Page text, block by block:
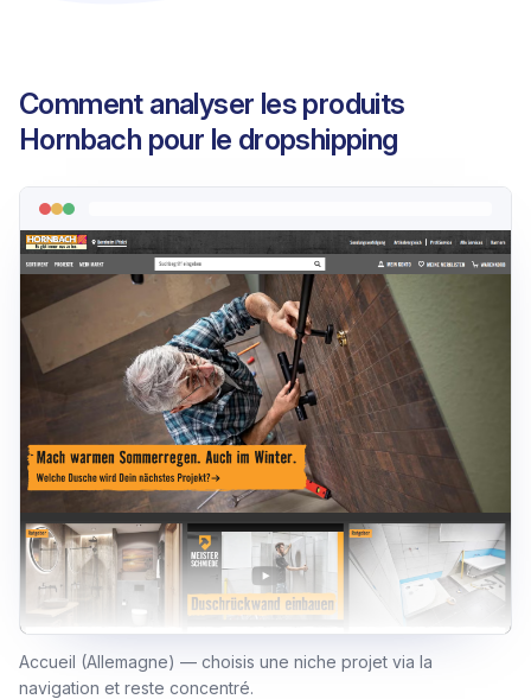
Comment analyser les produits
Hornbach pour le dropshipping
Accueil (Allemagne) — choisis une niche projet via la
navigation et reste concentré.